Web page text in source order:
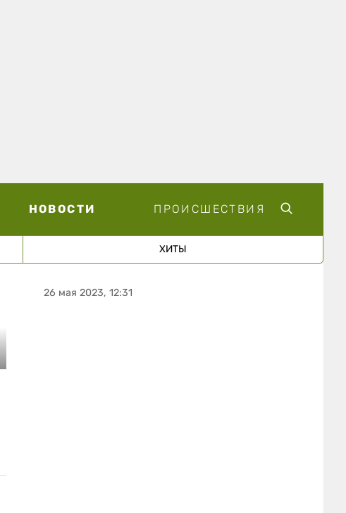
НОВОСТИ ПРОИСШЕСТВИЯ
ХИТЫ
26 мая 2023, 12:31